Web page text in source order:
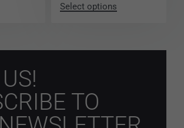
Select options
TO